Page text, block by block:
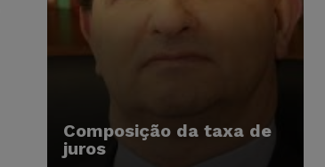
Composição da taxa de
juros